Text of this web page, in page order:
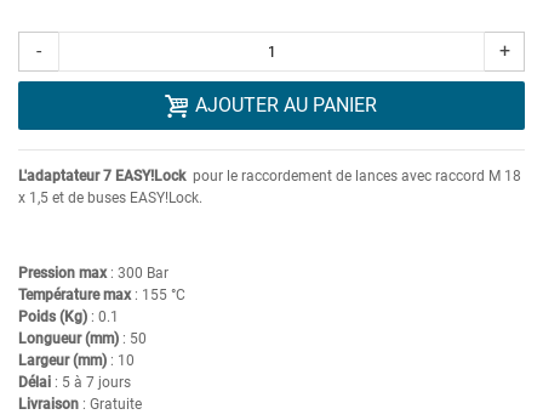
- +
AJOUTER AU PANIER
L'adaptateur 7 EASY!Lock pour le raccordement de lances avec raccord M 18
x 1,5 et de buses EASY!Lock.
Pression max: 300 Bar
Température max: 155 °C
Poids (Kg) : 0.1
Longueur (mm) : 50
Largeur (mm) : 10
Délai : 5 à 7 jours
Livraison : Gratuite